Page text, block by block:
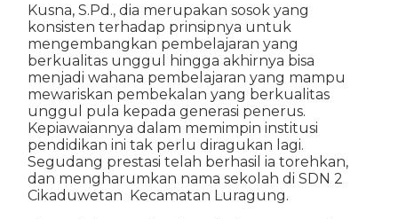
Kusna, S.Pd., dia merupakan sosok yang
konsisten terhadap prinsipnya untuk
mengembangkan pembelajaran yang
berkualitas unggul hingga akhirnya bisa
menjadi wahana pembelajaran yang mampu
mewariskan pembekalan yang berkualitas
unggul pula kepada generasi penerus.
Kepiawaiannya dalam memimpin institusi
pendidikan ini tak perlu diragukan lagi.
Segudang prestasi telah berhasil ia torehkan,
dan mengharumkan nama sekolah di SDN 2
Cikaduwetan Kecamatan Luragung.